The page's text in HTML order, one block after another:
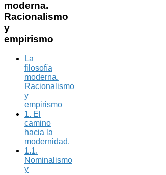
moderna.
Racionalismo
y
empirismo
La
filosofía
moderna.
Racionalismo
y
empirismo
1. El
camino
hacia la
modernidad.
1.1.
Nominalismo
y